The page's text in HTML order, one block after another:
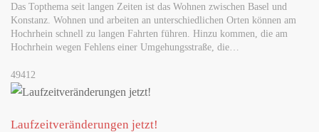
Das Topthema seit langen Zeiten ist das Wohnen zwischen Basel und
Konstanz. Wohnen und arbeiten an unterschiedlichen Orten können am
Hochrhein schnell zu langen Fahrten führen. Hinzu kommen, die am
Hochrhein wegen Fehlens einer Umgehungsstraße, die…
49412
Laufzeitveränderungen jetzt!